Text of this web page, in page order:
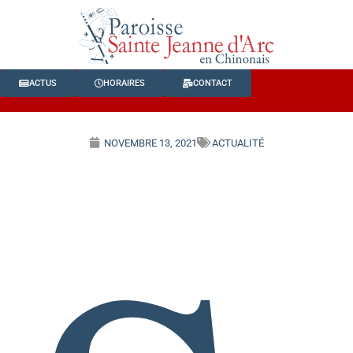
ACTUS HORAIRES CONTACT
NOVEMBRE 13, 2021 ACTUALITÉ